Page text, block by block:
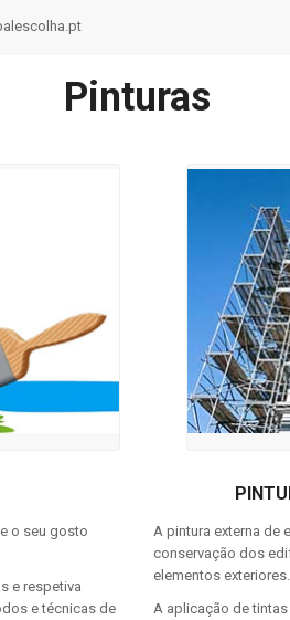
Pinturas
o seu gosto
e respetiva
e técnicas de
A pintura externa de
conservação dos
elementos exteriores.
A aplicação de